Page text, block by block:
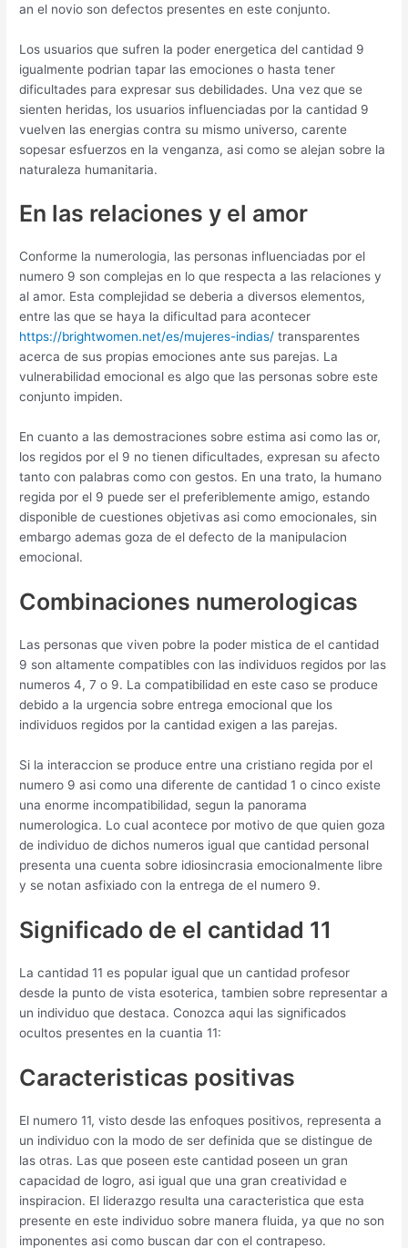
an el novio son defectos presentes en este conjunto.
Los usuarios que sufren la poder energetica del cantidad 9
igualmente podri­an tapar las emociones o hasta tener
dificultades para expresar sus debilidades. Una vez que se
sienten heridas, los usuarios influenciadas por la cantidad 9
vuelven las energias contra su mismo universo, carente
sopesar esfuerzos en la venganza, asi­ como se alejan sobre la
naturaleza humanitaria.
En las relaciones y el amor
Conforme la numerologia, las personas influenciadas por el
numero 9 son complejas en lo que respecta a las relaciones y
al amor. Esta complejidad se deberia a diversos elementos,
entre las que se haya la dificultad para acontecer
https://brightwomen.net/es/mujeres-indias/ transparentes
acerca de sus propias emociones ante sus parejas. La
vulnerabilidad emocional es algo que las personas sobre este
conjunto impiden.
En cuanto a las demostraciones sobre estima asi­ como las or,
los regidos por el 9 no tienen dificultades, expresan su afecto
tanto con palabras como con gestos. En una trato, la humano
regida por el 9 puede ser el preferiblemente amigo, estando
disponible de cuestiones objetivas asi­ como emocionales, sin
embargo ademas goza de el defecto de la manipulacion
emocional.
Combinaciones numerologicas
Las personas que viven pobre la poder mistica de el cantidad
9 son altamente compatibles con las individuos regidos por las
numeros 4, 7 o 9. La compatibilidad en este caso se produce
debido a la urgencia sobre entrega emocional que los
individuos regidos por la cantidad exigen a las parejas.
Si la interaccion se produce entre una cristiano regida por el
numero 9 asi­ como una diferente de cantidad 1 o cinco existe
una enorme incompatibilidad, segun la panorama
numerologica. Lo cual acontece por motivo de que quien goza
de individuo de dichos numeros igual que cantidad personal
presenta una cuenta sobre idiosincrasia emocionalmente libre
y se notan asfixiado con la entrega de el numero 9.
Significado de el cantidad 11
La cantidad 11 es popular igual que un cantidad profesor
desde la punto de vista esoterica, tambien sobre representar a
un individuo que destaca. Conozca aqui las significados
ocultos presentes en la cuanti­a 11:
Caracteristicas positivas
El numero 11, visto desde las enfoques positivos, representa a
un individuo con la modo de ser definida que se distingue de
las otras. Las que poseen este cantidad poseen un gran
capacidad de logro, asi igual que una gran creatividad e
inspiracion. El liderazgo resulta una caracteristica que esta
presente en este individuo sobre manera fluida, ya que no son
imponentes asi­ como buscan dar con el contrapeso.